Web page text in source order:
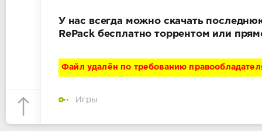
У нас всегда можно скачать
RePack бесплатно торрентом или
Файл удалён по требованию
Игры